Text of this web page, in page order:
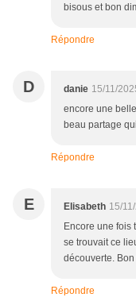
bisous et bon
Répondre
D danie 15/11/
encore une
beau partage
Répondre
E Elisabeth 15/
Encore une fois
se trouvait ce
découverte.
Répondre